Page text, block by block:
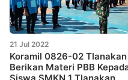
21 Jul 2022
Koramil 0826-02 Tlanakan
Berikan Materi PBB